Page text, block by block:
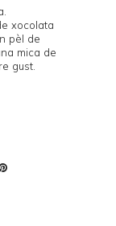
xocolata
pèl de
mica de
gust.